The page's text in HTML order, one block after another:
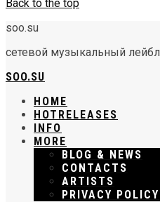
Back to the top
soo.su
сетевой музыкальный лейбл
SOO.SU
HOME
RELEASES
INFO
MORE
BLOG & NEWS
CONTACTS
ARTISTS
PRIVACY POLICY